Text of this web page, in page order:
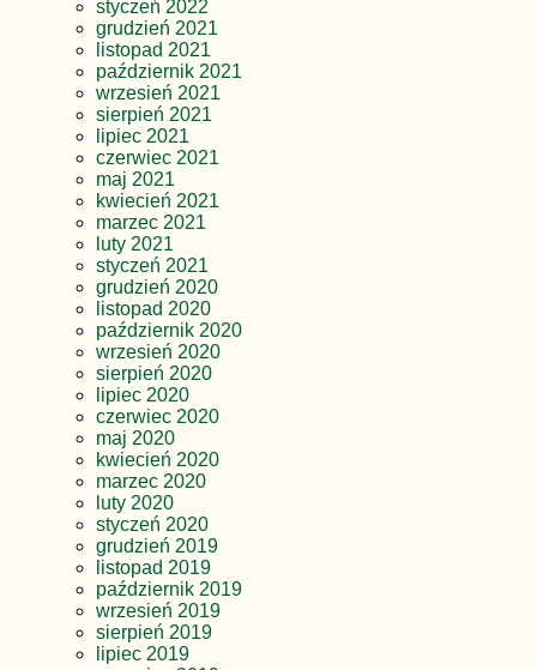
styczeń 2022
grudzień 2021
listopad 2021
październik 2021
wrzesień 2021
sierpień 2021
lipiec 2021
czerwiec 2021
maj 2021
kwiecień 2021
marzec 2021
luty 2021
styczeń 2021
grudzień 2020
listopad 2020
październik 2020
wrzesień 2020
sierpień 2020
lipiec 2020
czerwiec 2020
maj 2020
kwiecień 2020
marzec 2020
luty 2020
styczeń 2020
grudzień 2019
listopad 2019
październik 2019
wrzesień 2019
sierpień 2019
lipiec 2019